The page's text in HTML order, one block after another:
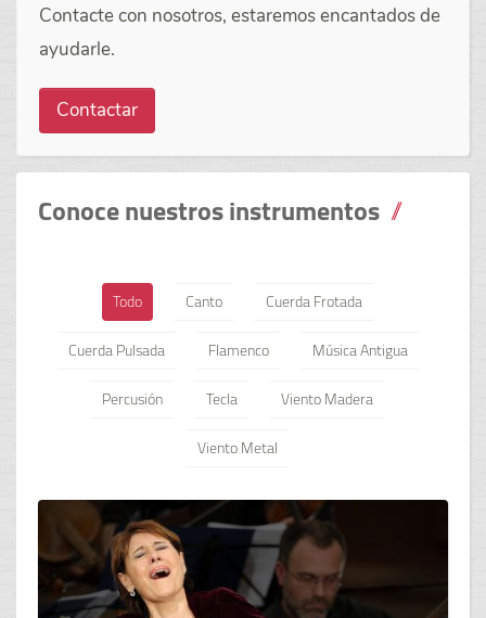
Contacte con nosotros, estaremos encantados de
ayudarle.
Contactar
Conoce nuestros instrumentos
Todo Canto
Cuerda Frotada
Cuerda Pulsada
Flamenco
Música Antigua
Percusión
Tecla
Viento Madera
Viento Metal